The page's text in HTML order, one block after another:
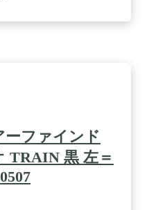
バンド】：ベルトが短く
てChefalは足首全体を保
しっかり固定出来るので
足首サポートが快適で、
兼ね備えています。。足
イズのSサイズからLサイ
ュニアから大人まで、 ア
年齢の方にご使用頂いて
たーはランニングやサッ
ーファインド
TRAIN 黒 左＝